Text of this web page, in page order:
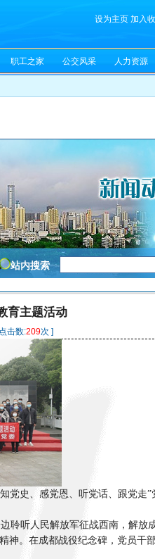
设为主页 加入
职工之家 公交风采 人力资源
站内搜索
育主题活动
击数:209次 ]
党史、感党恩、听党话、跟党走”
听人民解放军征战西南，解放
神。在成都战役纪念碑，党员干